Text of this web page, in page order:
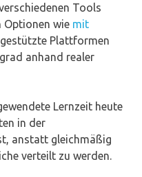
Tools
Optionen wie mit
Plattformen
anhand realer
Lernzeit heute
in der
anstatt gleichmäßig
verteilt zu werden.